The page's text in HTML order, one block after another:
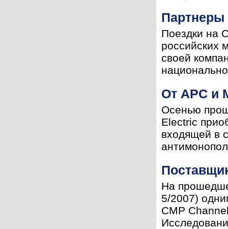
Партнеры
Поездки на
российских
своей
От APC и
Осенью
Electric
входящей в
На
5/2007)
CMP